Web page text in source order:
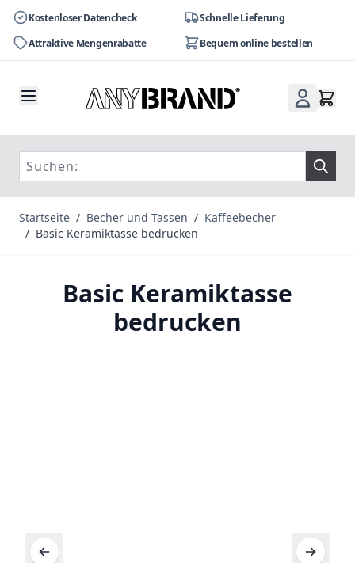
Kostenloser Datencheck
Schnelle Lieferung
Attraktive Mengenrabatte
Bequem online bestellen
Startseite / Becher und Tassen / Kaffeebecher
/ Basic Keramiktasse bedrucken
Basic Keramiktasse
bedrucken